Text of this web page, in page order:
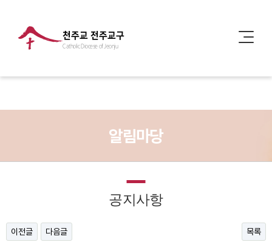
천주교 전주교구
Catholic Diocese of Jeonju
알림마당
공지사항
이전글 다음글 목록